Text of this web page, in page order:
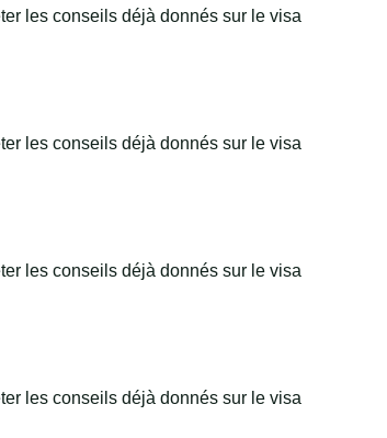
les conseils déjà donnés sur le visa
les conseils déjà donnés sur le visa
les conseils déjà donnés sur le visa
les conseils déjà donnés sur le visa